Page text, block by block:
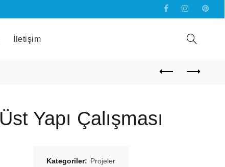
İletişim
Üst Yapı Çalışması
Kategoriler: Projeler